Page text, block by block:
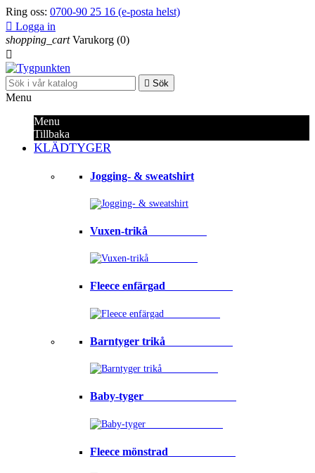
Ring oss: 0700-90 25 16 (e-posta helst)
 Logga in
shopping_cart Varukorg (0)

 Sök
Menu
Menu
Tillbaka
KLÄDTYGER
Jogging- & sweatshirt
Vuxen-trikå⠀⠀⠀⠀⠀⠀⠀
Fleece enfärgad⠀⠀⠀⠀⠀⠀⠀⠀
Barntyger trikå⠀⠀⠀⠀⠀⠀⠀⠀
Baby-tyger⠀⠀⠀⠀⠀⠀⠀⠀⠀⠀⠀
Fleece mönstrad⠀⠀⠀⠀⠀⠀⠀⠀